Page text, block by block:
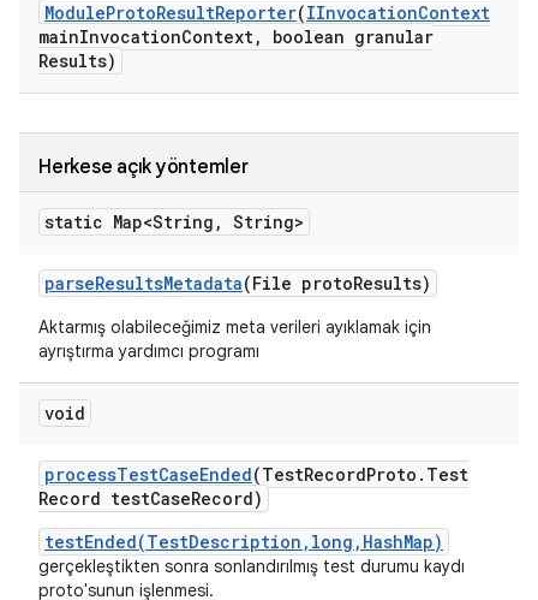
ModuleProtoResultReporter(IInvocationContext
mainInvocationContext,
boolean granular
Results)
Herkese açık yöntemler
static Map<String , String>
parseResultsMetadata(File protoResults)
Aktarmış olabileceğimiz meta verileri ayıklamak için
ayrıştırma yardımcı programı
void
processTestCaseEnded(TestRecordProto . Test
Record testCaseRecord)
testEnded(TestDescription,long,HashMap)
gerçekleştikten sonra sonlandırılmış test durumu kaydı
proto'sunun işlenmesi.